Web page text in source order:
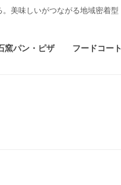
美味しいがつながる地域密着
窯パン・ピザ フードコー